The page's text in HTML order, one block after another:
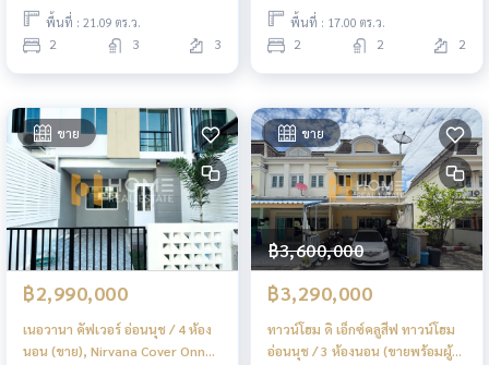
(SALE WITH TENENT) FON249
พื้นที่ : 21.09 ตร.ว.
2 3 3
พื้นที่ : 17.00 ตร.ว.
2 2 2
ขาย
฿2,990,000
เนอวานา คัฟเวอร์ อ่อนนุช / 4 ห้อง
นอน (ขาย), Nirvana Cover Onnut
ขาย
฿3,600,000
฿3,290,000
ทาวน์โฮม ดิ เอ็กซ์คลูสีฟ ทาวน์โฮม
อ่อนนุช / 3 ห้องนอน (ขายพร้อมผู้